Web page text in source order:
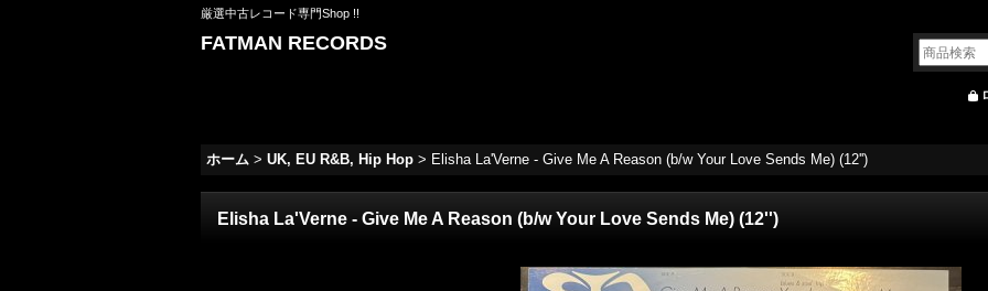
厳選中古レコード専門Shop !!
FATMAN RECORDS
ホーム > UK, EU R&B, Hip Hop > Elisha La'Verne - Give Me A Reason (b/w Your Love Sends Me) (12'')
Elisha La'Verne - Give Me A Reason (b/w Your Love Sends Me) (12'')